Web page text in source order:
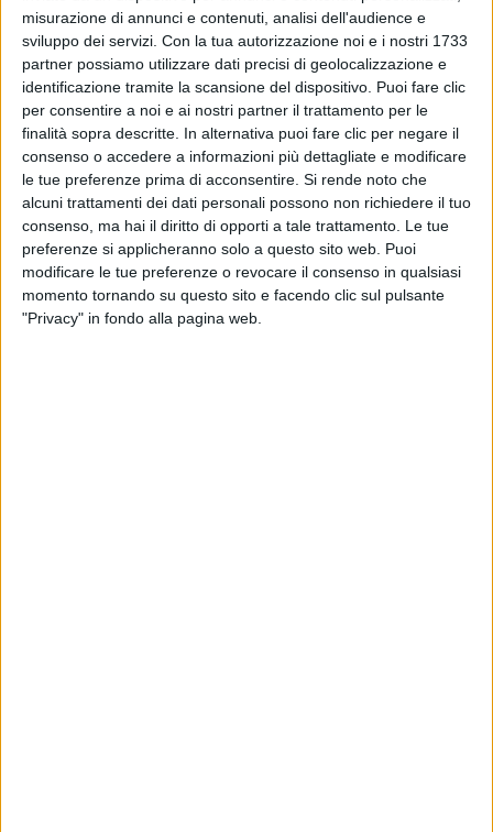
misurazione di annunci e contenuti, analisi dell'audience e
sviluppo dei servizi. Con la tua autorizzazione noi e i nostri 1733
partner possiamo utilizzare dati precisi di geolocalizzazione e
identificazione tramite la scansione del dispositivo. Puoi fare clic
per consentire a noi e ai nostri partner il trattamento per le
finalità sopra descritte. In alternativa puoi fare clic per negare il
consenso o accedere a informazioni più dettagliate e modificare
le tue preferenze prima di acconsentire. Si rende noto che
alcuni trattamenti dei dati personali possono non richiedere il tuo
consenso, ma hai il diritto di opporti a tale trattamento. Le tue
preferenze si applicheranno solo a questo sito web. Puoi
modificare le tue preferenze o revocare il consenso in qualsiasi
momento tornando su questo sito e facendo clic sul pulsante
"Privacy" in fondo alla pagina web.
BUONE NOTIZIE 11 ago 2021
Stadio: Gaetano Curreri è tornato a
Bologna e sta sempre meglio
Il tour è rimandato, ma il cantante non vede l’ora di
tornare a “stabilire un contatto”
diSimone Bernardi